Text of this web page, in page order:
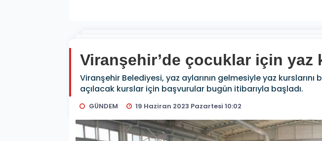
Viranşehir’de çocuklar için yaz
Viranşehir Belediyesi, yaz aylarının gelmesiyle yaz
açılacak kurslar için başvurular bugün itibarıyla başladı.
GÜNDEM 19 Haziran 2023 Pazartesi 10:02